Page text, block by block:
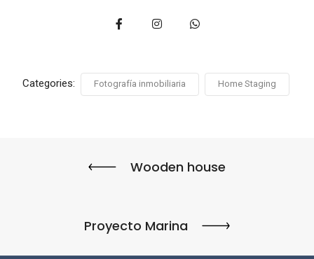
Categories: Fotografía inmobiliaria Home Staging
Wooden house
Proyecto Marina